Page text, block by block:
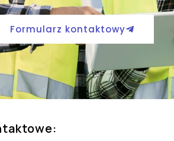
Formularz kontaktowy